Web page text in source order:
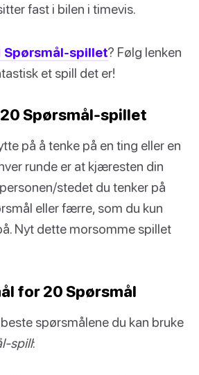
fast i bilen i timevis.
Spørsmål-spillet? Følg lenken
et spill det er!
Spørsmål-spillet
på å tenke på en ting eller en
runde er at kjæresten din
stedet du tenker på
eller færre, som du kun
Nyt dette morsomme spillet
for 20 Spørsmål
spørsmålene du kan bruke
spill: